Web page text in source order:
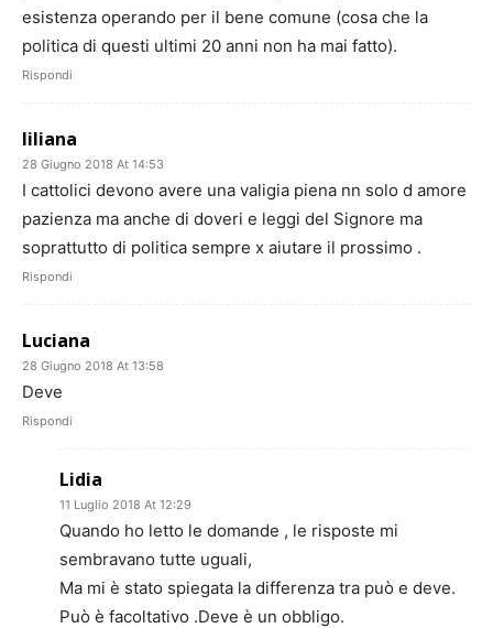
esistenza operando per il bene comune (cosa che la
politica di questi ultimi 20 anni non ha mai fatto).
Rispondi
liliana
28 Giugno 2018 At 14:53
I cattolici devono avere una valigia piena nn solo d amore
pazienza ma anche di doveri e leggi del Signore ma
soprattutto di politica sempre x aiutare il prossimo .
Rispondi
Luciana
28 Giugno 2018 At 13:58
Deve
Rispondi
Lidia
11 Luglio 2018 At 12:29
Quando ho letto le domande , le risposte mi
sembravano tutte uguali,
Ma mi è stato spiegata la differenza tra può e deve.
Può è facoltativo .Deve è un obbligo.